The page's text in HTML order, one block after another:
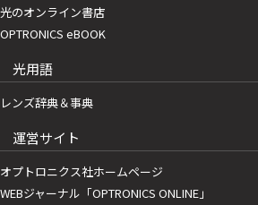
光のオンライン書店
OPTRONICS eBOOK
光用語
レンズ辞典＆事典
運営サイト
オプトロニクス社ホームページ
WEBジャーナル「OPTRONICS ONLINE」